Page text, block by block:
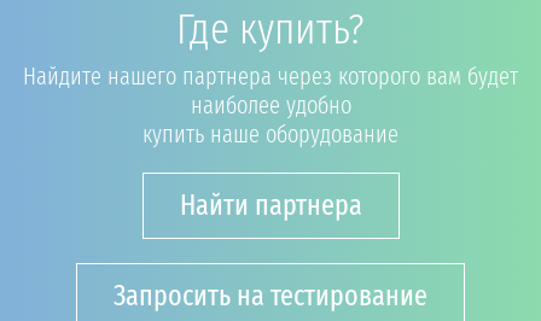
Где купить?
Найдите нашего партнера через которого вам будет
наиболее удобно
купить наше оборудование
Найти партнера
Запросить на тестирование